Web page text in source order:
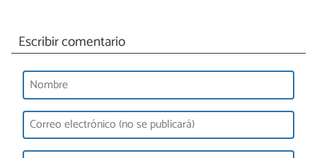
Escribir comentario